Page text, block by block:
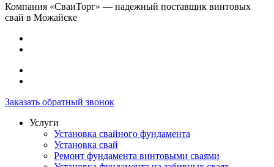
Компания «СваиТорг» — надежный поставщик винтовых
свай в Можайске
Заказать обратный звонок
Услуги
Установка свайного фундамента
Установка свай
Ремонт фундамента винтовыми сваями